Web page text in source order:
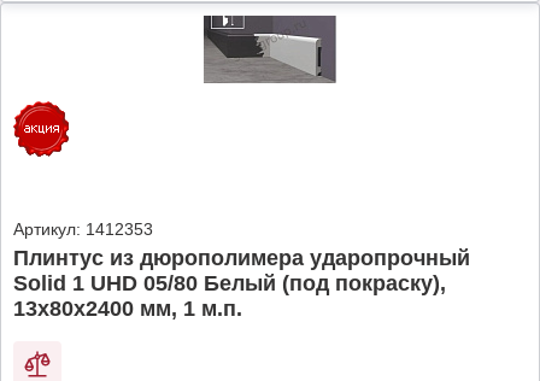
Артикул: 1412353
Плинтус из дюрополимера ударопрочный
Solid 1 UHD 05/80 Белый (под покраску),
13х80х2400 мм, 1 м.п.